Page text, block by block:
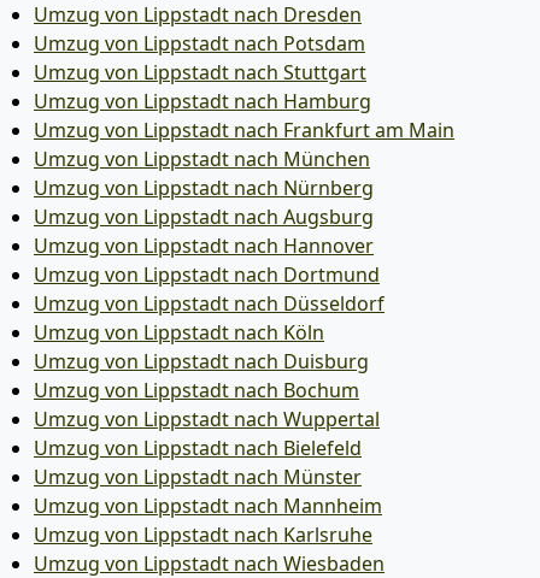
Umzug von Lippstadt nach Dresden
Umzug von Lippstadt nach Potsdam
Umzug von Lippstadt nach Stuttgart
Umzug von Lippstadt nach Hamburg
Umzug von Lippstadt nach Frankfurt am Main
Umzug von Lippstadt nach München
Umzug von Lippstadt nach Nürnberg
Umzug von Lippstadt nach Augsburg
Umzug von Lippstadt nach Hannover
Umzug von Lippstadt nach Dortmund
Umzug von Lippstadt nach Düsseldorf
Umzug von Lippstadt nach Köln
Umzug von Lippstadt nach Duisburg
Umzug von Lippstadt nach Bochum
Umzug von Lippstadt nach Wuppertal
Umzug von Lippstadt nach Bielefeld
Umzug von Lippstadt nach Münster
Umzug von Lippstadt nach Mannheim
Umzug von Lippstadt nach Karlsruhe
Umzug von Lippstadt nach Wiesbaden